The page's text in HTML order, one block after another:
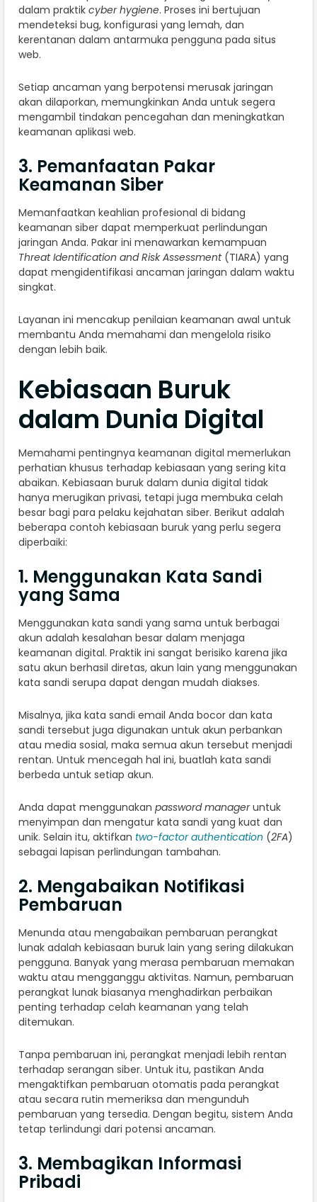
dalam praktik cyber hygiene. Proses ini bertujuan
mendeteksi bug, konfigurasi yang lemah, dan
kerentanan dalam antarmuka pengguna pada situs
web.
Setiap ancaman yang berpotensi merusak jaringan
akan dilaporkan, memungkinkan Anda untuk segera
mengambil tindakan pencegahan dan meningkatkan
keamanan aplikasi web.
3. Pemanfaatan Pakar
Keamanan Siber
Memanfaatkan keahlian profesional di bidang
keamanan siber dapat memperkuat perlindungan
jaringan Anda. Pakar ini menawarkan kemampuan
Threat Identification and Risk Assessment(TIARA) yang
dapat mengidentifikasi ancaman jaringan dalam waktu
singkat.
Layanan ini mencakup penilaian keamanan awal untuk
membantu Anda memahami dan mengelola risiko
dengan lebih baik.
Kebiasaan Buruk
dalam Dunia Digital
Memahami pentingnya keamanan digital memerlukan
perhatian khusus terhadap kebiasaan yang sering kita
abaikan. Kebiasaan buruk dalam dunia digital tidak
hanya merugikan privasi, tetapi juga membuka celah
besar bagi para pelaku kejahatan siber. Berikut adalah
beberapa contoh kebiasaan buruk yang perlu segera
diperbaiki:
1. Menggunakan Kata Sandi
yang Sama
Menggunakan kata sandi yang sama untuk berbagai
akun adalah kesalahan besar dalam menjaga
keamanan digital. Praktik ini sangat berisiko karena jika
satu akun berhasil diretas, akun lain yang menggunakan
kata sandi serupa dapat dengan mudah diakses.
Misalnya, jika kata sandi email Anda bocor dan kata
sandi tersebut juga digunakan untuk akun perbankan
atau media sosial, maka semua akun tersebut menjadi
rentan. Untuk mencegah hal ini, buatlah kata sandi
berbeda untuk setiap akun.
Anda dapat menggunakan password manageruntuk
menyimpan dan mengatur kata sandi yang kuat dan
unik. Selain itu, aktifkan two-factor authentication (2FA)
sebagai lapisan perlindungan tambahan.
2. Mengabaikan Notifikasi
Pembaruan
Menunda atau mengabaikan pembaruan perangkat
lunak adalah kebiasaan buruk lain yang sering dilakukan
pengguna. Banyak yang merasa pembaruan memakan
waktu atau mengganggu aktivitas. Namun, pembaruan
perangkat lunak biasanya menghadirkan perbaikan
penting terhadap celah keamanan yang telah
ditemukan.
Tanpa pembaruan ini, perangkat menjadi lebih rentan
terhadap serangan siber. Untuk itu, pastikan Anda
mengaktifkan pembaruan otomatis pada perangkat
atau secara rutin memeriksa dan mengunduh
pembaruan yang tersedia. Dengan begitu, sistem Anda
tetap terlindungi dari potensi ancaman.
3. Membagikan Informasi
Pribadi